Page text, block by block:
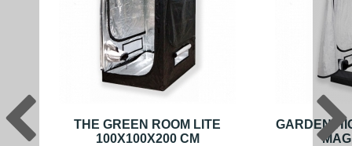
THE GREEN ROOM LITE
100X100X200 CM
GARDEN